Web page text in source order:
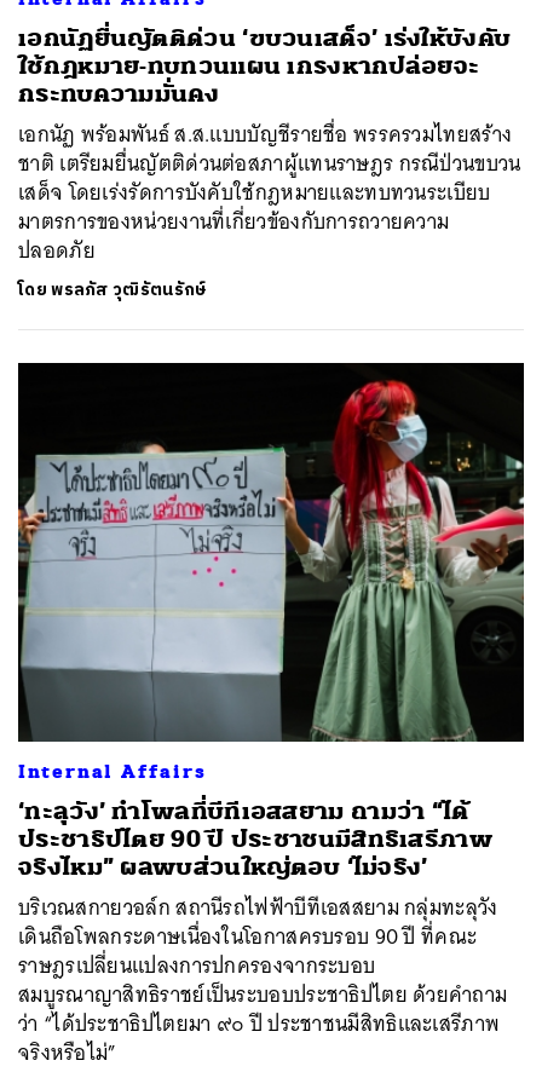
เอกนัฏยื่นญัตติด่วน ‘ขบวนเสด็จ’ เร่งให้บังคับ
ใช้กฎหมาย-ทบทวนแผน เกรงหากปล่อยจะ
กระทบความมั่นคง
เอกนัฏ พร้อมพันธ์​ ส.ส.แบบบัญชีรายชื่อ พรรครวมไทยสร้าง
ชาติ เตรียมยื่นญัตติด่วนต่อสภาผู้แทนราษฎร กรณีป่วนขบวน
เสด็จ โดยเร่งรัดการบังคับใช้กฎหมายและทบทวนระเบียบ
มาตรการของหน่วยงานที่เกี่ยวข้องกับการถวายความ
ปลอดภัย
โดยพรลภัส วุฒิรัตนรักษ์
Internal Affairs
‘ทะลุวัง’ ทำโพลที่บีทีเอสสยาม ถามว่า “ได้
ประชาธิปไตย 90 ปี ประชาชนมีสิทธิเสรีภาพ
จริงไหม” ผลพบส่วนใหญ่ตอบ ‘ไม่จริง’
บริเวณสกายวอล์ก สถานีรถไฟฟ้าบีทีเอสสยาม กลุ่มทะลุวัง
เดินถือโพลกระดาษเนื่องในโอกาสครบรอบ 90 ปี ที่คณะ
ราษฎรเปลี่ยนแปลงการปกครองจากระบอบ
สมบูรณาญาสิทธิราชย์เป็นระบอบประชาธิปไตย ด้วยคำถาม
ว่า “ได้ประชาธิปไตยมา ๙๐ ปี ประชาชนมีสิทธิและเสรีภาพ
จริงหรือไม่”
EMAIL